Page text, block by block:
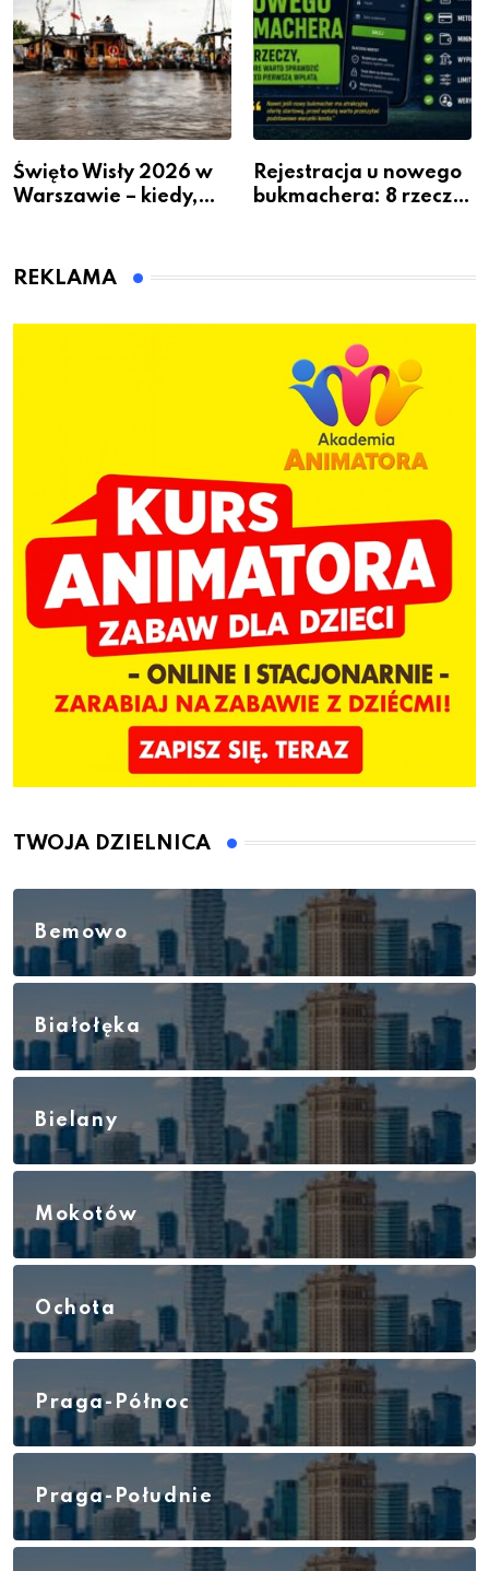
Święto Wisły 2026 w
Warszawie – kiedy,
Rejestracja u nowego
bukmachera: 8 rzeczy,
REKLAMA
TWOJA DZIELNICA
Bemowo
Białołęka
Bielany
Mokotów
Ochota
Praga-Północ
Praga-Południe